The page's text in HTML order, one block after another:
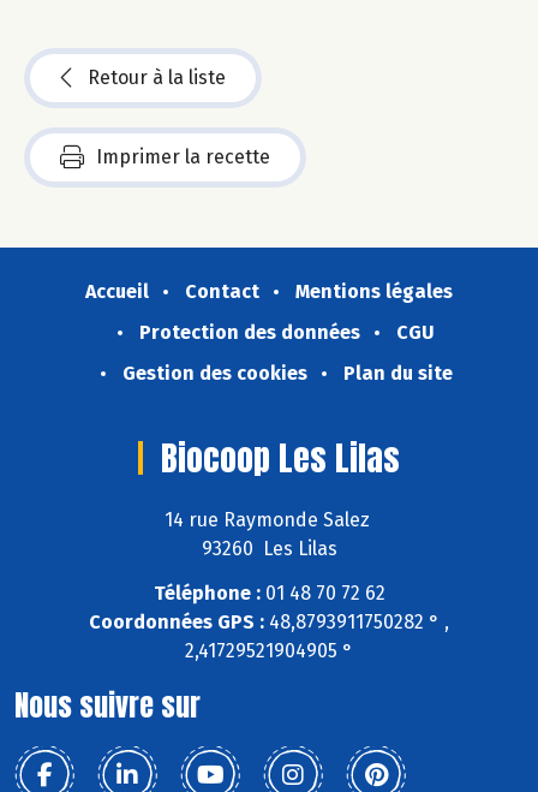
Retour à la liste
Imprimer la recette
Accueil Contact
Mentions légales
Protection des données
CGU
Gestion des cookies
Plan du site
Biocoop Les Lilas
14 rue Raymonde Salez
93260 Les Lilas
Téléphone :01 48 70 72 62
Coordonnées GPS : 48,8793911750282 ° ,
2,41729521904905 °
Nous suivre sur